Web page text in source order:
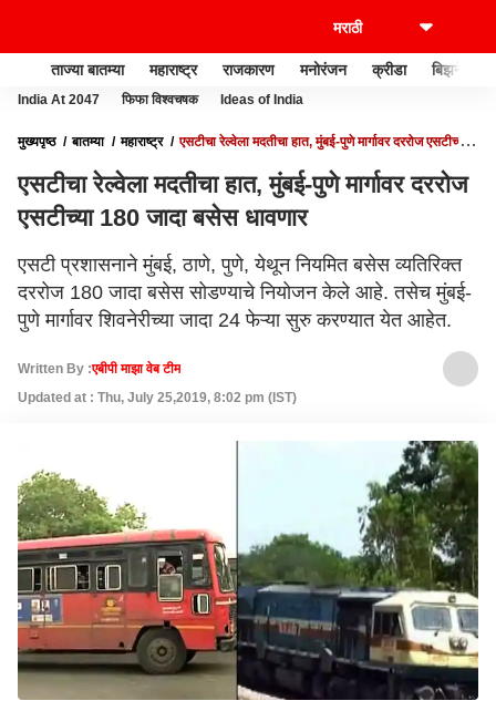
ताज्या बातम्या महाराष्ट्र राजकारण मनोरंजन क्रीडा बिझनेस
India At 2047 फिफा विश्वचषक Ideas of India
मुख्यपृष्ठ बातम्या महाराष्ट्र
एसटीचा रेल्वेला मदतीचा हात, मुंबई-पुणे मार्गावर दररोज एसटीच्या
एसटीचा रेल्वेला मदतीचा हात, मुंबई-पुणे मार्गावर दररोज
एसटीच्या 180 जादा बसेस धावणार
एसटी प्रशासनाने मुंबई, ठाणे, पुणे, येथून नियमित बसेस व्यतिरिक्त
दररोज 180 जादा बसेस सोडण्याचे नियोजन केले आहे. तसेच मुंबई-
पुणे मार्गावर शिवनेरीच्या जादा 24 फेऱ्या सुरु करण्यात येत आहेत.
Written By :एबीपी माझा वेब टीम
Updated at : Thu, July 25,2019, 8:02 pm (IST)